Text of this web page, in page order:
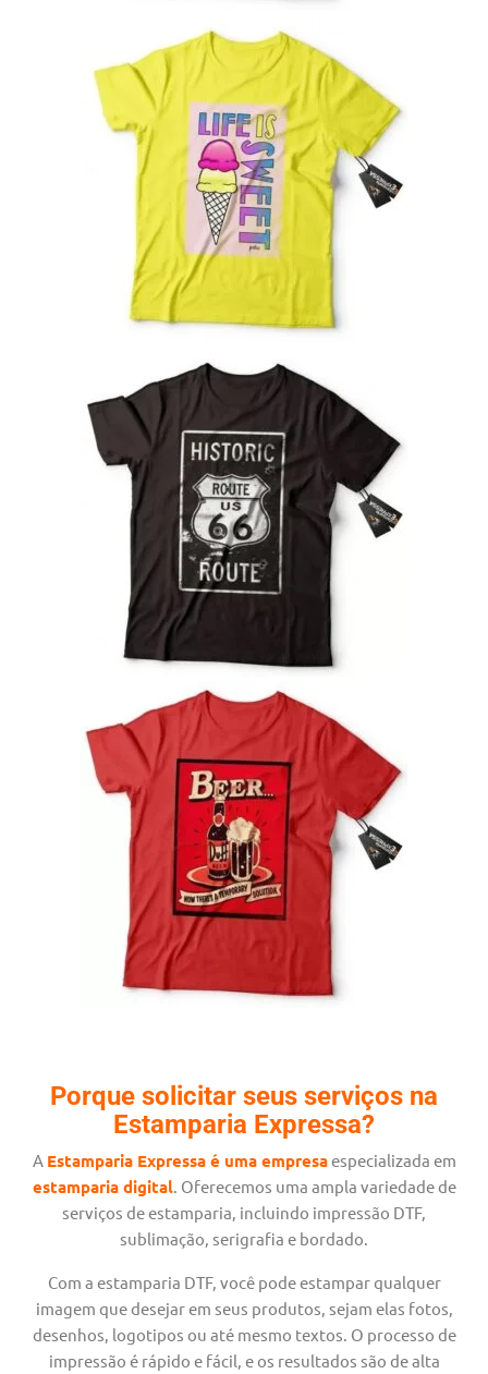
Porque solicitar seus serviços na
Estamparia Expressa?
A Estamparia Expressa é uma empresaespecializada em
estamparia digital. Oferecemos uma ampla variedade de
serviços de estamparia, incluindo impressão DTF,
sublimação, serigrafia e bordado.
Com a estamparia DTF, você pode estampar qualquer
imagem que desejar em seus produtos, sejam elas fotos,
desenhos, logotipos ou até mesmo textos. O processo de
impressão é rápido e fácil, e os resultados são de alta